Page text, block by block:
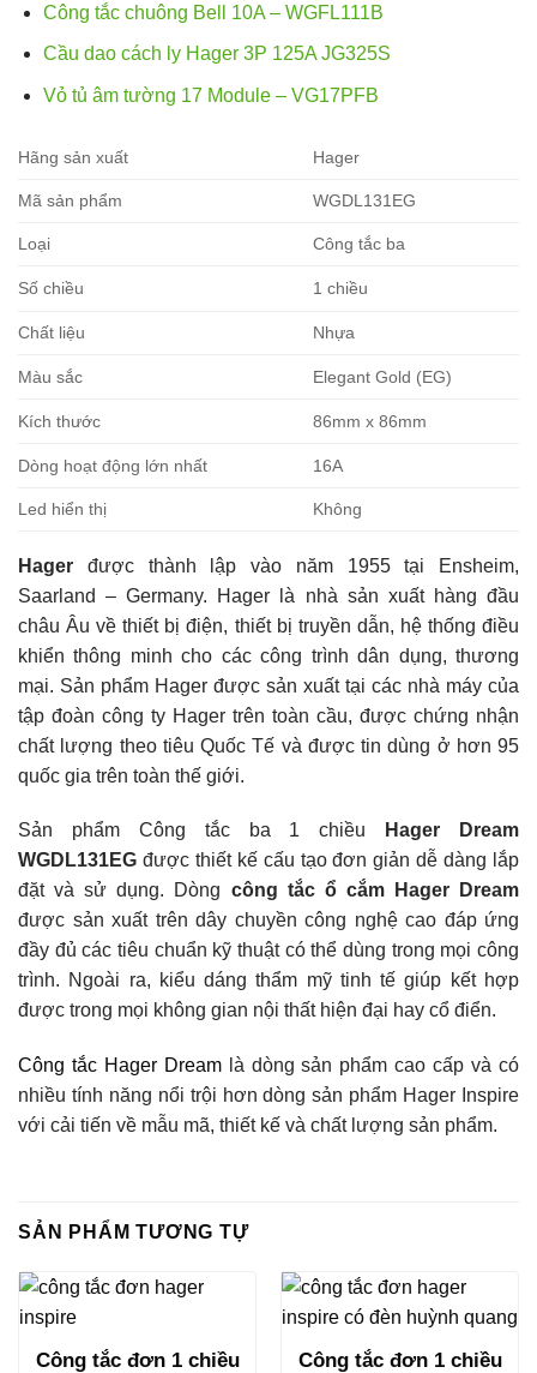
Công tắc chuông Bell 10A – WGFL111B
Cầu dao cách ly Hager 3P 125A JG325S
Vỏ tủ âm tường 17 Module – VG17PFB
Hãng sản xuất Hager
Mã sản phẩm WGDL131EG
Loại Công tắc ba
Số chiều 1 chiều
Chất liệu Nhựa
Màu sắc Elegant Gold (EG)
Kích thước 86mm x 86mm
Dòng hoạt động lớn nhất 16A
Led hiển thị Không
Hager được thành lập vào năm 1955 tại Ensheim,
Saarland – Germany. Hager là nhà sản xuất hàng đầu
châu Âu về thiết bị điện, thiết bị truyền dẫn, hệ thống điều
khiển thông minh cho các công trình dân dụng, thương
mại. Sản phẩm Hager được sản xuất tại các nhà máy của
tập đoàn công ty Hager trên toàn cầu, được chứng nhận
chất lượng theo tiêu Quốc Tế và được tin dùng ở hơn 95
quốc gia trên toàn thế giới.
Sản phẩm Công tắc ba 1 chiều
Hager Dream
WGDL131EG được thiết kế cấu tạo đơn giản dễ dàng lắp
đặt và sử dụng. Dòng công tắc ổ cắm Hager Dream
được sản xuất trên dây chuyền công nghệ cao đáp ứng
đầy đủ các tiêu chuẩn kỹ thuật có thể dùng trong mọi công
trình. Ngoài ra, kiểu dáng thẩm mỹ tinh tế giúp kết hợp
được trong mọi không gian nội thất hiện đại hay cổ điển.
Công tắc Hager Dreamlà dòng sản phẩm cao cấp và có
nhiều tính năng nổi trội hơn dòng sản phẩm Hager Inspire
với cải tiến về mẫu mã, thiết kế và chất lượng sản phẩm.
SẢN PHẨM TƯƠNG TỰ
Công tắc đơn 1 chiều
Công tắc đơn 1 chiều